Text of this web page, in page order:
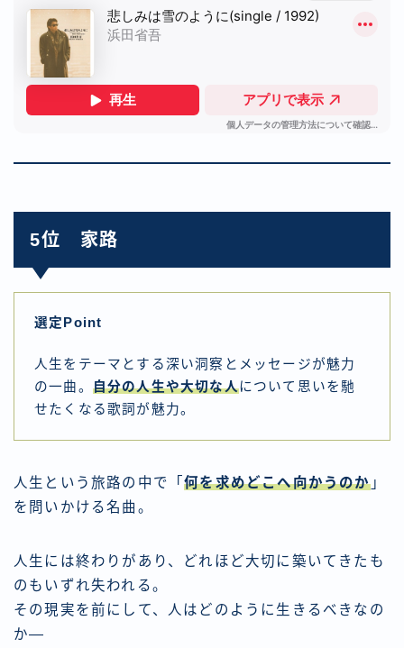
5位 家路
選定Point
人生をテーマとする深い洞察とメッセージが魅力
の一曲。 自分の人生や大切な人について思いを馳
せたくなる歌詞が魅力。
人生という旅路の中で「何を求めどこへ向かうのか」
を問いかける名曲。
人生には終わりがあり、どれほど大切に築いてきたも
のもいずれ失われる。
その現実を前にして、人はどのように生きるべきなの
か―